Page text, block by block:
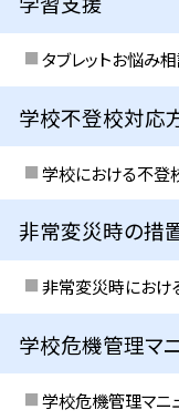
タブレットお悩み
学校不登校対応
学校における不登
非常変災時の措
非常変災時におけ
学校危機管理マ
学校危機管理マ